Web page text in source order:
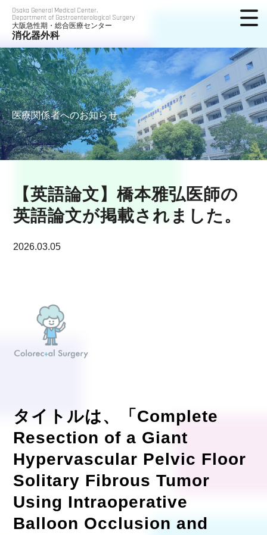
Osaka General Medical Center,
Department of Gastroenterological Surgery
大阪急性期・総合医療センター
消化器外科
医療関係者へのお知らせ
【英語論文】橋本雅弘医師の
英語論文が掲載されました。
2026.03.05
タイトルは、「Complete
Resection of a Giant
Hypervascular Pelvic Floor
Solitary Fibrous Tumor
Using Intraoperative
Balloon Occlusion and